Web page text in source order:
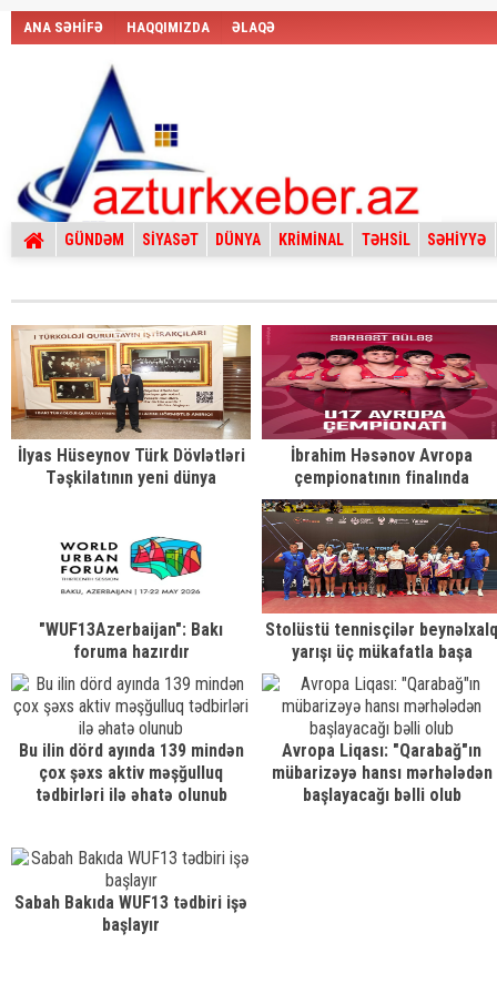
ANA SƏHİFƏ HAQQIMIZDA ƏLAQƏ
GÜNDƏM SİYASƏT DÜNYA KRİMİNAL TƏHSİL SƏHİYYƏ
İlyas Hüseynov Türk Dövlətləri
Təşkilatının yeni dünya
İbrahim Həsənov Avropa
çempionatının finalında
"WUF13Azerbaijan": Bakı
foruma hazırdır
Stolüstü tennisçilər beynəlxalq
yarışı üç mükafatla başa
vurublar
Bu ilin dörd ayında 139 mindən
çox şəxs aktiv məşğulluq
tədbirləri ilə əhatə olunub
Avropa Liqası: "Qarabağ"ın
mübarizəyə hansı mərhələdən
başlayacağı bəlli olub
Sabah Bakıda WUF13 tədbiri işə
başlayır